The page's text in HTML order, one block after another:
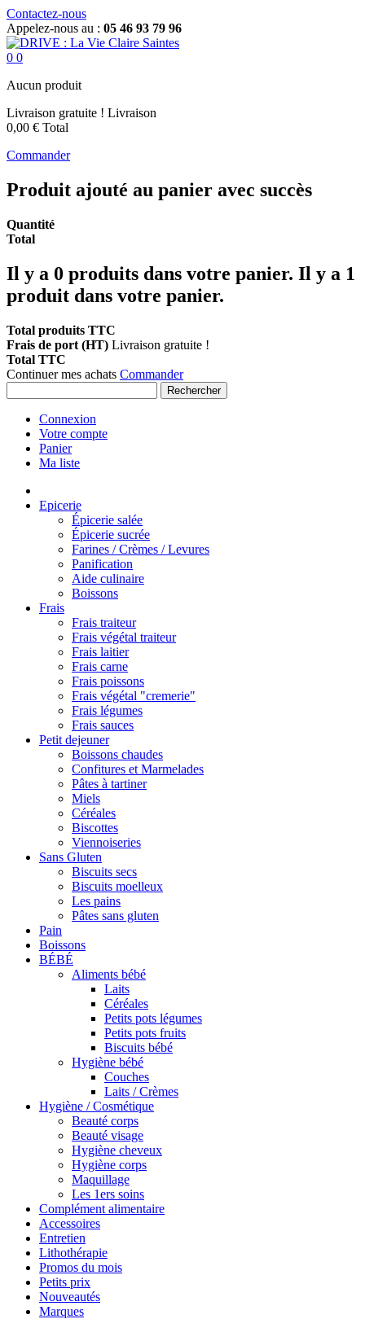
Contactez-nous
Appelez-nous au : 05 46 93 79 96
0 0
Aucun produit
Livraison gratuite ! Livraison
0,00 € Total
Commander
Produit ajouté au panier avec succès
Quantité
Total
Il y a 0 produits dans votre panier. Il y a 1
produit dans votre panier.
Total produits TTC
Frais de port (HT) Livraison gratuite !
Total TTC
Continuer mes achats Commander
Rechercher
Connexion
Votre compte
Panier
Ma liste
Epicerie
Épicerie salée
Épicerie sucrée
Farines / Crèmes / Levures
Panification
Aide culinaire
Boissons
Frais
Frais traiteur
Frais végétal traiteur
Frais laitier
Frais carne
Frais poissons
Frais végétal "cremerie"
Frais légumes
Frais sauces
Petit dejeuner
Boissons chaudes
Confitures et Marmelades
Pâtes à tartiner
Miels
Céréales
Biscottes
Viennoiseries
Sans Gluten
Biscuits secs
Biscuits moelleux
Les pains
Pâtes sans gluten
Pain
Boissons
BÉBÉ
Aliments bébé
Laits
Céréales
Petits pots légumes
Petits pots fruits
Biscuits bébé
Hygiène bébé
Couches
Laits / Crèmes
Hygiène / Cosmétique
Beauté corps
Beauté visage
Hygiène cheveux
Hygiène corps
Maquillage
Les 1ers soins
Complément alimentaire
Accessoires
Entretien
Lithothérapie
Promos du mois
Petits prix
Nouveautés
Marques